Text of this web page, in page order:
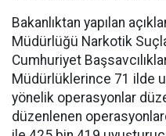
Bakanlıktan yapılan
Müdürlüğü Narkotik
Cumhuriyet
Müdürlüklerince 71 ilde
yönelik operasyonlar
düzenlenen